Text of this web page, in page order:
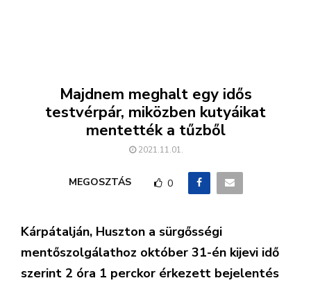
Majdnem meghalt egy idős
testvérpár, miközben kutyáikat
mentették a tűzből
2021.11.01.
MEGOSZTÁS 0
Kárpátalján, Huszton a sürgősségi
mentőszolgálathoz október 31-én kijevi idő
szerint 2 óra 1 perckor érkezett bejelentés